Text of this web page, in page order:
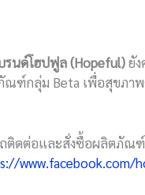
รนด์โฮปฟูล(Hopeful)ยั
กลุ่ม Beta เพื่อสุขภาพ
ดต่อและสั่งซื้อผลิตภัณ
www.facebook.com/